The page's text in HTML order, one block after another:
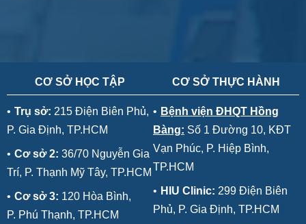
CƠ SỞ HỌC TẬP
• Trụ sở: 215 Điện Biên Phủ,
P. Gia Định, TP.HCM
• Cơ sở 2: 36/70 Nguyễn Gia
Trí, P. Thạnh Mỹ Tây, TP.HCM
• Cơ sở 3: 120 Hòa Bình,
P. Phú Thạnh, TP.HCM
CƠ SỞ THỰC HÀNH
• Bệnh viện ĐHQT Hồng
Bàng: Số 1 Đường 10, KĐT
Vạn Phúc, P. Hiệp Bình,
TP.HCM
• HIU Clinic: 299 Điện Biên
Phủ, P. Gia Định, TP.HCM